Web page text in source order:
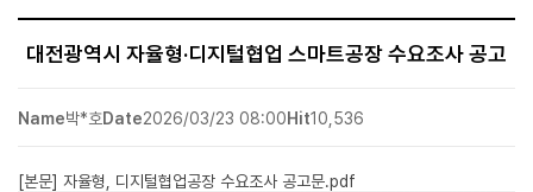
대전광역시 자율형·디지털협업 스마트공장 수요조사 공고
Name박*호Date2026/03/23 08:00Hit10,536
[본문] 자율형, 디지털협업공장 수요조사 공고문.pdf